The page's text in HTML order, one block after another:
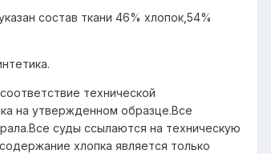
состав ткани 46% хлопок,54%
технической
на утвержденном образце.Все
суды ссылаются на техническую
хлопка является только